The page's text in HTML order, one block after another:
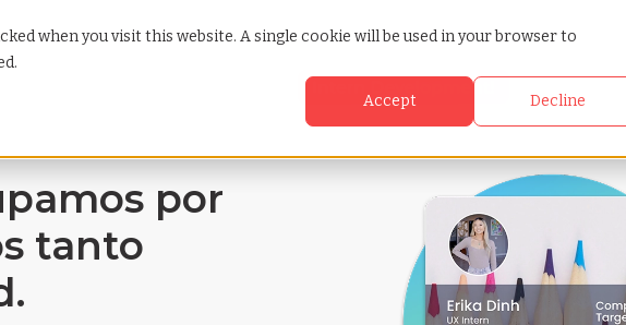
when you visit this website. A single cookie will be used in your browser to
Accept Decline
por
tanto